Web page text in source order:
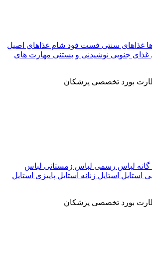
غذاهای سنتی فست فود شام غذاهای اصیل
غذای جنوبی نوشیدنی و بستنی مهارت های
بورد تخصصی پزشکان
لباس رسمی لباس زمستانی لباس
استایل استایل زنانه استایل پاییزی استایل
بورد تخصصی پزشکان